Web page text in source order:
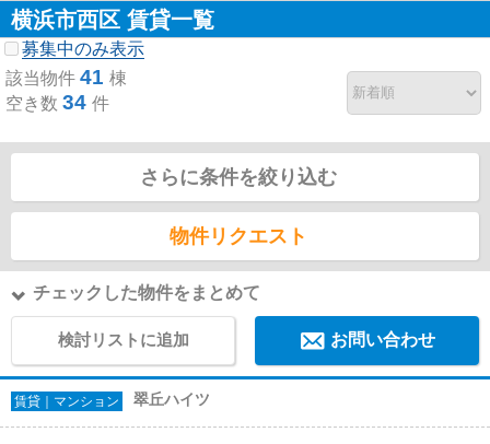
横浜市西区 賃貸一覧
募集中のみ表示
該当物件 41 棟
空き数 34 件
さらに条件を絞り込む
物件リクエスト
チェックした物件をまとめて
検討リストに追加 お問い合わせ
賃貸｜マンション 翠丘ハイツ